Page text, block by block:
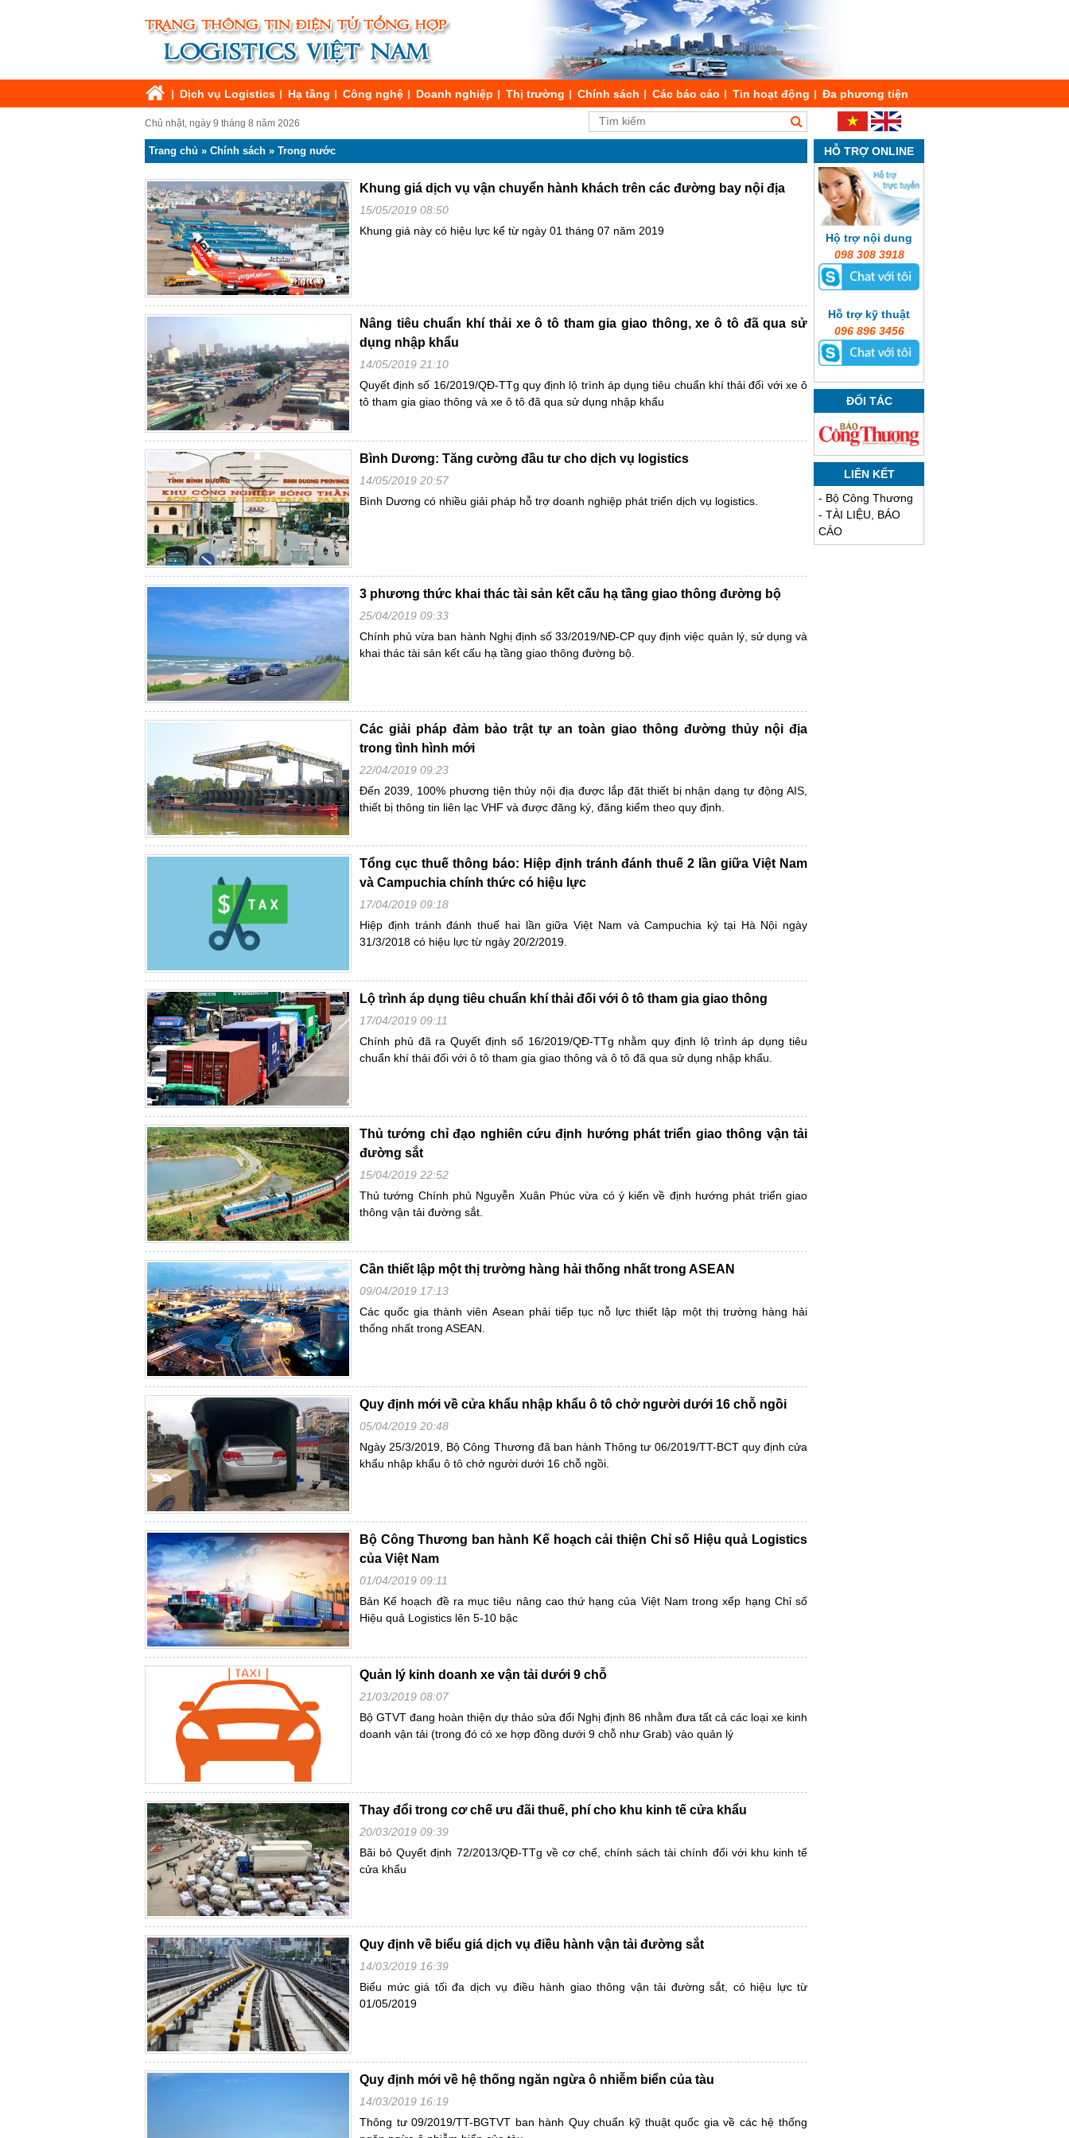
Dịch vụ Logistics Hạ tầng Công nghệ Doanh nghiệp Thị trường Chính sách Các báo cáo Tin hoạt động Đa phương tiện
Chủ nhật, ngày 9 tháng 8 năm 2026
Trang chủ » Chính sách » Trong nước
Khung giá dịch vụ vận chuyển hành khách trên các đường bay nội địa
15/05/2019 08:50
Khung giá này có hiệu lực kể từ ngày 01 tháng 07 năm 2019
Nâng tiêu chuẩn khí thải xe ô tô tham gia giao thông, xe ô tô đã qua sử
dụng nhập khẩu
14/05/2019 21:10
Quyết định số 16/2019/QĐ-TTg quy định lộ trình áp dụng tiêu chuẩn khí thải đối với xe ô
tô tham gia giao thông và xe ô tô đã qua sử dụng nhập khẩu
Bình Dương: Tăng cường đầu tư cho dịch vụ logistics
14/05/2019 20:57
Bình Dương có nhiều giải pháp hỗ trợ doanh nghiệp phát triển dịch vụ logistics.
3 phương thức khai thác tài sản kết cấu hạ tầng giao thông đường bộ
25/04/2019 09:33
Chính phủ vừa ban hành Nghị định số 33/2019/NĐ-CP quy định việc quản lý, sử dụng và
khai thác tài sản kết cấu hạ tầng giao thông đường bộ.
Các giải pháp đảm bảo trật tự an toàn giao thông đường thủy nội địa
trong tình hình mới
22/04/2019 09:23
Đến 2039, 100% phương tiện thủy nội địa được lắp đặt thiết bị nhận dạng tự động AIS,
thiết bị thông tin liên lạc VHF và được đăng ký, đăng kiểm theo quy định.
Tổng cục thuế thông báo: Hiệp định tránh đánh thuế 2 lần giữa Việt Nam
và Campuchia chính thức có hiệu lực
17/04/2019 09:18
Hiệp định tránh đánh thuế hai lần giữa Việt Nam và Campuchia ký tại Hà Nội ngày
31/3/2018 có hiệu lực từ ngày 20/2/2019.
Lộ trình áp dụng tiêu chuẩn khí thải đối với ô tô tham gia giao thông
17/04/2019 09:11
Chính phủ đã ra Quyết định số 16/2019/QĐ-TTg nhằm quy định lộ trình áp dụng tiêu
chuẩn khí thải đối với ô tô tham gia giao thông và ô tô đã qua sử dụng nhập khẩu.
Thủ tướng chỉ đạo nghiên cứu định hướng phát triển giao thông vận tải
đường sắt
15/04/2019 22:52
Thủ tướng Chính phủ Nguyễn Xuân Phúc vừa có ý kiến về định hướng phát triển giao
thông vận tải đường sắt.
Cần thiết lập một thị trường hàng hải thống nhất trong ASEAN
09/04/2019 17:13
Các quốc gia thành viên Asean phải tiếp tục nỗ lực thiết lập một thị trường hàng hải
thống nhất trong ASEAN.
Quy định mới về cửa khẩu nhập khẩu ô tô chở người dưới 16 chỗ ngồi
05/04/2019 20:48
Ngày 25/3/2019, Bộ Công Thương đã ban hành Thông tư 06/2019/TT-BCT quy định cửa
khẩu nhập khẩu ô tô chở người dưới 16 chỗ ngồi.
Bộ Công Thương ban hành Kế hoạch cải thiện Chỉ số Hiệu quả Logistics
của Việt Nam
01/04/2019 09:11
Bản Kế hoạch đề ra mục tiêu nâng cao thứ hạng của Việt Nam trong xếp hạng Chỉ số
Hiệu quả Logistics lên 5-10 bậc
Quản lý kinh doanh xe vận tải dưới 9 chỗ
21/03/2019 08:07
Bộ GTVT đang hoàn thiện dự thảo sửa đổi Nghị định 86 nhằm đưa tất cả các loại xe kinh
doanh vận tải (trong đó có xe hợp đồng dưới 9 chỗ như Grab) vào quản lý
Thay đổi trong cơ chế ưu đãi thuế, phí cho khu kinh tế cửa khẩu
20/03/2019 09:39
Bãi bỏ Quyết định 72/2013/QĐ-TTg về cơ chế, chính sách tài chính đối với khu kinh tế
cửa khẩu
Quy định về biểu giá dịch vụ điều hành vận tải đường sắt
14/03/2019 16:39
Biểu mức giá tối đa dịch vụ điều hành giao thông vận tải đường sắt, có hiệu lực từ
01/05/2019
Quy định mới về hệ thống ngăn ngừa ô nhiễm biển của tàu
14/03/2019 16:19
Thông tư 09/2019/TT-BGTVT ban hành Quy chuẩn kỹ thuật quốc gia về các hệ thống
HỖ TRỢ ONLINE
Hộ trợ nội dung
098 308 3918
Hỗ trợ kỹ thuật
096 896 3456
ĐỐI TÁC
LIÊN KẾT
- Bộ Công Thương
- TÀI LIỆU, BÁO
CÁO